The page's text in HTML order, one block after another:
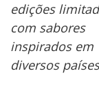
edições
com sabores
inspirados em
diversos